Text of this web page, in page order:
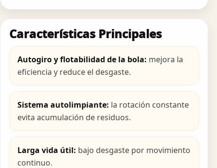
Características Principales
Autogiro y flotabilidad de la bola: mejora la
eficiencia y reduce el desgaste.
Sistema autolimpiante: la rotación constante
evita acumulación de residuos.
Larga vida útil: bajo desgaste por movimiento
continuo.